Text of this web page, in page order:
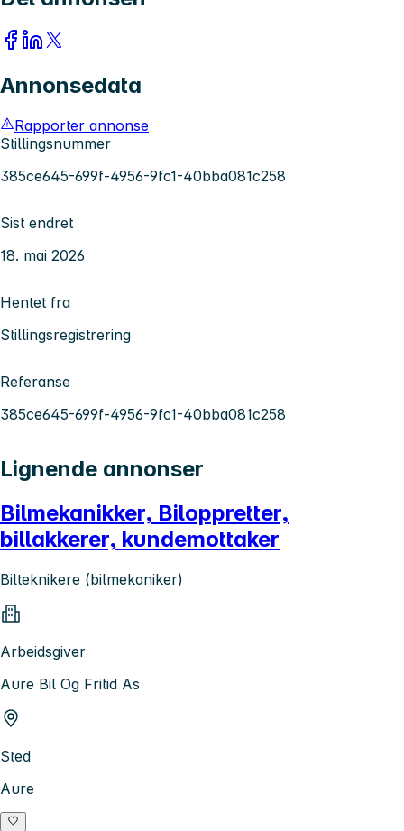
Annonsedata
Rapporter annonse
Stillingsnummer
385ce645-699f-4956-9fc1-40bba081c258
Sist endret
18. mai 2026
Hentet fra
Stillingsregistrering
Referanse
385ce645-699f-4956-9fc1-40bba081c258
Lignende annonser
Bilmekanikker, Biloppretter,
billakkerer, kundemottaker
Bilteknikere (bilmekaniker)
Arbeidsgiver
Aure Bil Og Fritid As
Sted
Aure